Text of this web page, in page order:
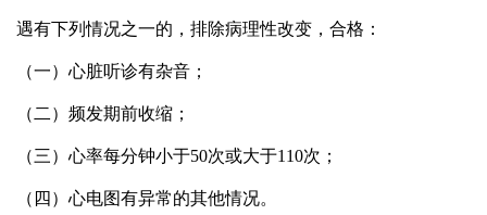
遇有下列情况之一的，排除病理性改变，合格：
（一）心脏听诊有杂音；
（二）频发期前收缩；
（三）心率每分钟小于50次或大于110次；
（四）心电图有异常的其他情况。